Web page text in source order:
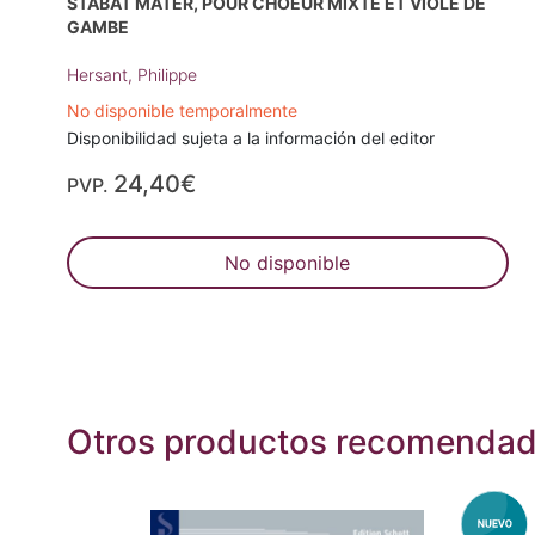
GAMBE
Hersant, Philippe
No disponible temporalmente
Disponibilidad sujeta a la información del editor
PVP. 24,40€
No disponible
Otros productos